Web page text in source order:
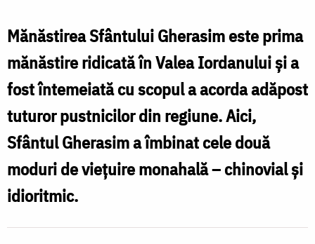
de
la
Iordan
/
Foto:
Silviu
Cluci
Mănăstirea Sfântului Gherasim este prima
mănăstire ridicată în Valea Iordanului şi a
fost întemeiată cu scopul a acorda adăpost
tuturor pustnicilor din regiune. Aici,
Sfântul Gherasim a îmbinat cele două
moduri de vieţuire monahală – chinovial şi
idioritmic.